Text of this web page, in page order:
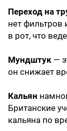
Переход на
нет фильтров
в рот, что
Мундштук —
он снижает
Кальян
Британские
кальяна по